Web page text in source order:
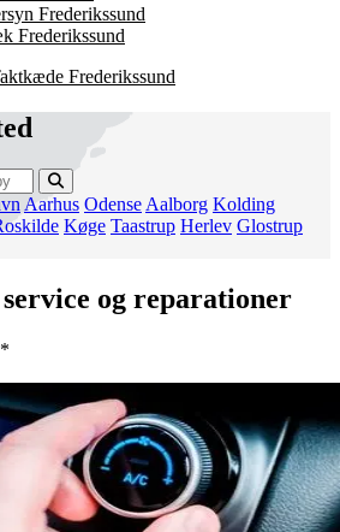
Frederikssund
Frederikssund
Frederikssund
Aarhus Odense Aalborg Kolding
Køge Taastrup Herlev Glostrup
og reparationer